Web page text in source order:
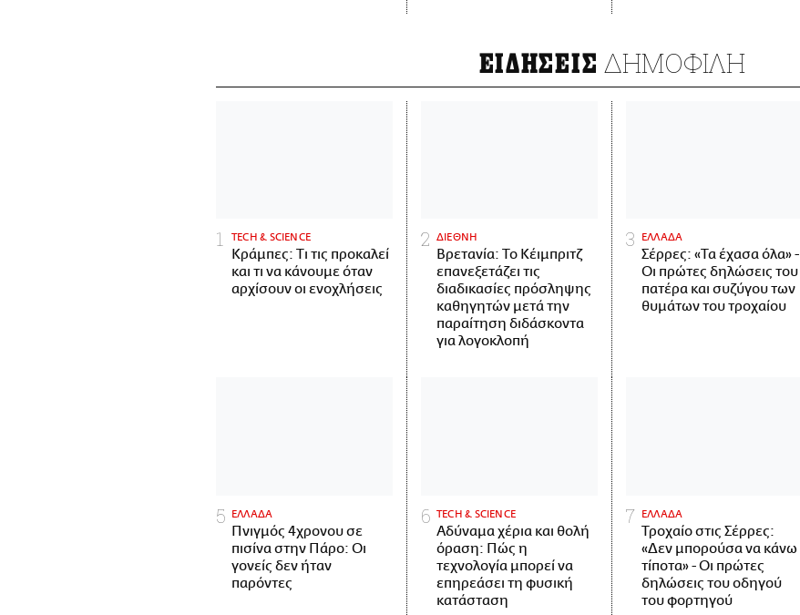
ΕΙΔΗΣΕΙΣ ΔΗΜΟΦΙΛΗ
ΤECH & SCIENCE
Κράμπες: Τι τις προκαλεί
και τι να κάνουμε όταν
αρχίσουν οι ενοχλήσεις
ΔΙΕΘΝΗ
Βρετανία: Το Κέιμπριτζ
επανεξετάζει τις
διαδικασίες πρόσληψης
καθηγητών μετά την
παραίτηση διδάσκοντα
για λογοκλοπή
ΕΛΛΑΔΑ
Σέρρες: «Τα έχασα όλα» -
Οι πρώτες δηλώσεις του
πατέρα και συζύγου των
θυμάτων του τροχαίου
ΕΛΛΑΔΑ
Πνιγμός 4χρονου σε
πισίνα στην Πάρο: Οι
γονείς δεν ήταν
παρόντες
ΤECH & SCIENCE
Αδύναμα χέρια και θολή
όραση: Πώς η
τεχνολογία μπορεί να
επηρεάσει τη φυσική
κατάσταση
ΕΛΛΑΔΑ
Τροχαίο στις Σέρρες:
«Δεν μπορούσα να κάνω
τίποτα» - Οι πρώτες
δηλώσεις του οδηγού
του φορτηγού